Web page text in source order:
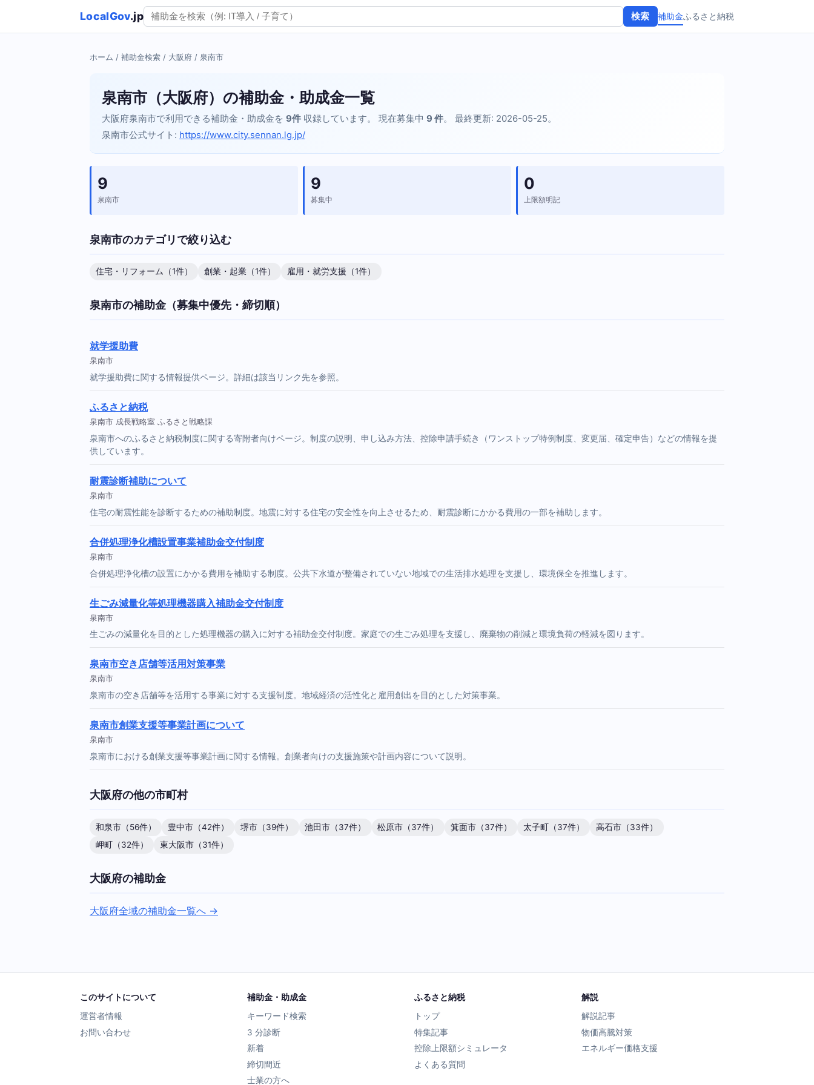
LocalGov.jp 検索 補助金ふるさと納税
ホーム / 補助金検索 / 大阪府 / 泉南市
泉南市（大阪府）の補助金・助成金一覧
大阪府泉南市で利用できる補助金・助成金を 9件 収録しています。 現在募集中 9 件。 最終更新: 2026-05-25。
泉南市公式サイト: https://www.city.sennan.lg.jp/
9
泉南市
9
募集中
0
上限額明記
泉南市のカテゴリで絞り込む
住宅・リフォーム（1件） 創業・起業（1件） 雇用・就労支援（1件）
泉南市の補助金（募集中優先・締切順）
就学援助費
泉南市
就学援助費に関する情報提供ページ。詳細は該当リンク先を参照。
ふるさと納税
泉南市 成長戦略室 ふるさと戦略課
泉南市へのふるさと納税制度に関する寄附者向けページ。制度の説明、申し込み方法、控除申請手続き（ワンストップ特例制度、変更届、確定申告）などの情報を提
供しています。
耐震診断補助について
泉南市
住宅の耐震性能を診断するための補助制度。地震に対する住宅の安全性を向上させるため、耐震診断にかかる費用の一部を補助します。
合併処理浄化槽設置事業補助金交付制度
泉南市
合併処理浄化槽の設置にかかる費用を補助する制度。公共下水道が整備されていない地域での生活排水処理を支援し、環境保全を推進します。
生ごみ減量化等処理機器購入補助金交付制度
泉南市
生ごみの減量化を目的とした処理機器の購入に対する補助金交付制度。家庭での生ごみ処理を支援し、廃棄物の削減と環境負荷の軽減を図ります。
泉南市空き店舗等活用対策事業
泉南市
泉南市の空き店舗等を活用する事業に対する支援制度。地域経済の活性化と雇用創出を目的とした対策事業。
泉南市創業支援等事業計画について
泉南市
泉南市における創業支援等事業計画に関する情報。創業者向けの支援施策や計画内容について説明。
大阪府の他の市町村
和泉市（56件） 豊中市（42件） 堺市（39件） 池田市（37件） 松原市（37件） 箕面市（37件） 太子町（37件）
高石市（33件）
岬町（32件）
東大阪市（31件）
大阪府の補助金
大阪府全域の補助金一覧へ →
このサイトについて
運営者情報
お問い合わせ
補助金・助成金
キーワード検索
3 分診断
新着
締切間近
士業の方へ
ふるさと納税
トップ
特集記事
控除上限額シミュレータ
よくある質問
解説
解説記事
物価高騰対策
エネルギー価格支援